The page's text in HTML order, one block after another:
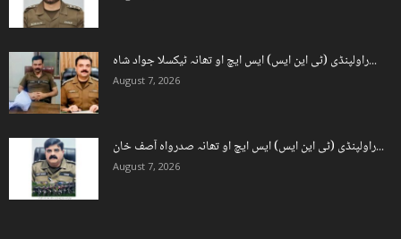
راولپنڈی (ٹی این ایس) ایس ایچ او تھانہ ٹیکسلا جواد شاہ...
August 7, 2026
راولپنڈی (ٹی این ایس) ایس ایچ او تھانہ صدرواہ آصف خان...
August 7, 2026